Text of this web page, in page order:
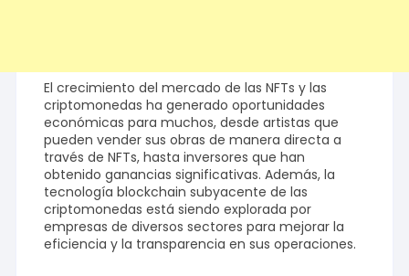
El crecimiento del mercado de las NFTs y las
criptomonedas ha generado oportunidades
económicas para muchos, desde artistas que
pueden vender sus obras de manera directa a
través de NFTs, hasta inversores que han
obtenido ganancias significativas. Además, la
tecnología blockchain subyacente de las
criptomonedas está siendo explorada por
empresas de diversos sectores para mejorar la
eficiencia y la transparencia en sus operaciones.